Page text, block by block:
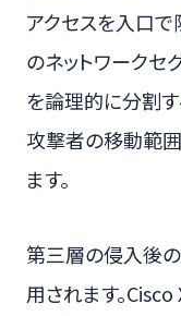
アクセスを入口で
のネットワークセ
を論理的に分割す
攻撃者の移動範
ます。
第三層の侵入後の
用されます。Cisco